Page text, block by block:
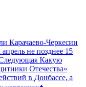
Карачаево-Черкесии
не позднее 15
Какую
Отечества»
в Донбассе, а